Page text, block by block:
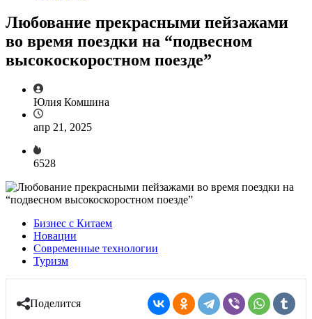
Любование прекрасными пейзажами
во время поездки на “подвесном
высокоскоростном поезде”
Юлия Комшина
апр 21, 2025
6528
Бизнес с Китаем
Новации
Современные технологии
Туризм
Поделится